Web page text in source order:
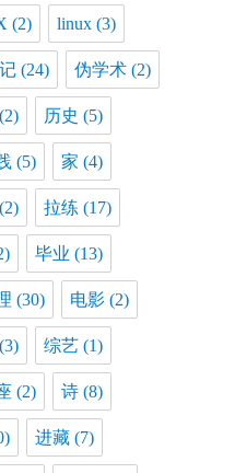
(2) linux (3)
(24) 伪学术 (2)
(2) 历史 (5)
(5) 家 (4)
(2) 拉练 (17)
毕业 (13)
(30) 电影 (2)
(3) 综艺 (1)
(2) 诗 (8)
进藏 (7)